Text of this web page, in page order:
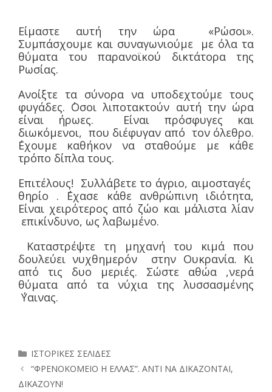
Είμαστε αυτή την ώρα «Ρώσοι».
Συμπάσχουμε και συναγωνιούμε με όλα τα
θύματα του παρανοϊκού δικτάτορα της
Ρωσίας.
Ανοίξτε τα σύνορα να υποδεχτούμε τους
φυγάδες. ΄Οσοι λιποτακτούν αυτή την ώρα
είναι ήρωες. Είναι πρόσφυγες και
διωκόμενοι, που διέφυγαν από τον όλεθρο.
΄Εχουμε καθήκον να σταθούμε με κάθε
τρόπο δίπλα τους.
Επιτέλους! Συλλάβετε το άγριο, αιμοσταγές
θηρίο . ΄Εχασε κάθε ανθρώπινη ιδιότητα,
Είναι χειρότερος από ζώο και μάλιστα λίαν
επικίνδυνο, ως λαβωμένο.
Καταστρέψτε τη μηχανή του κιμά που
δουλεύει νυχθημερόν στην Ουκρανία. Κι
από τις δυο μεριές. Σώστε αθώα ,νερά
θύματα από τα νύχια της λυσσασμένης
΄Υαινας.
Κατηγορίες
ΙΣΤΟΡΙΚΕΣ ΣΕΛΙΔΕΣ
“ΦΡΕΝΟΚΟΜΕΙΟ Η ΕΛΛΑΣ”. ΑΝΤΙ ΝΑ ΔΙΚΑΖΟΝΤΑΙ,
ΔΙΚΑΖΟΥΝ!